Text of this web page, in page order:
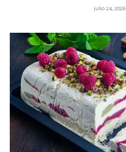
julio 24, 2026